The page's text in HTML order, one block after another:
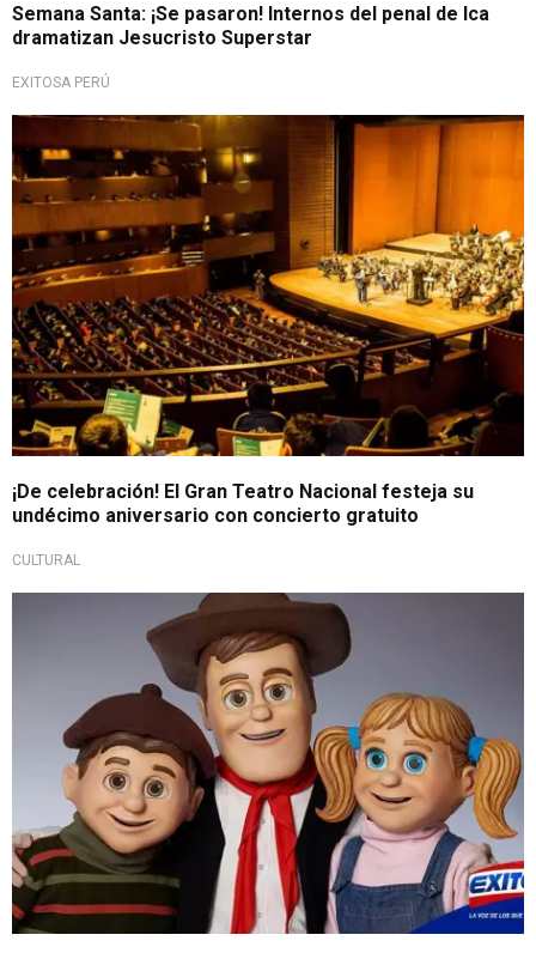
Semana Santa: ¡Se pasaron! Internos del penal de Ica
dramatizan Jesucristo Superstar
EXITOSA PERÚ
¡De celebración! El Gran Teatro Nacional festeja su
undécimo aniversario con concierto gratuito
CULTURAL